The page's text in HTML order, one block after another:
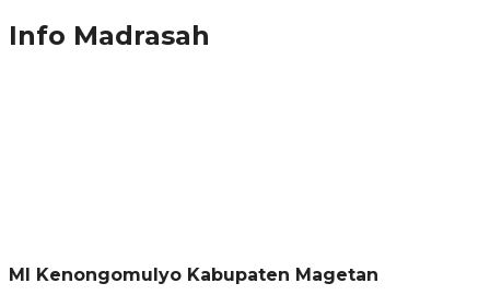
Info Madrasah
MI Kenongomulyo Kabupaten Magetan